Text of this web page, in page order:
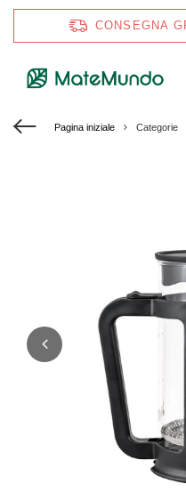
CONSEGNA
Pagina iniziale Categorie